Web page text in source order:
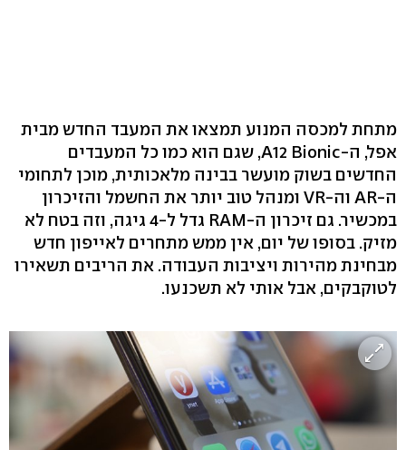
מתחת למכסה המנוע תמצאו את המעבד החדש מבית
אפל, ה-A12 Bionic, שגם הוא כמו כל המעבדים
החדשים בשוק מועשר בבינה מלאכותית, מוכן לתחומי
ה-AR וה-VR ומנהל טוב יותר את החשמל והזיכרון
במכשיר. גם זיכרון ה-RAM גדל ל-4 גיגה, וזה בטח לא
מזיק. בסופו של יום, אין ממש מתחרים לאייפון חדש
מבחינת מהירות ויציבות העבודה. את הריבים תשאירו
לטוקבקים, אבל אותי לא תשכנעו.